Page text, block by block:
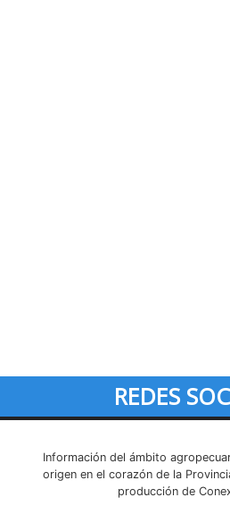
REDES
Información del ámbito
origen en el corazón de la
producción de